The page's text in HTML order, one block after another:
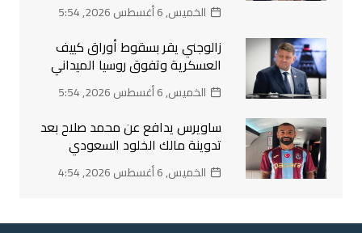
الخميس, 6 أغسطس 2026, 5:54
زالوجني يقر بسقوط أوراق كييف
العسكرية وتفوق روسيا الميداني
الخميس, 6 أغسطس 2026, 5:54
ساويرس يدافع عن محمد صلاح بعد
تدوينة مالك الخلود السعودي
الخميس, 6 أغسطس 2026, 4:54